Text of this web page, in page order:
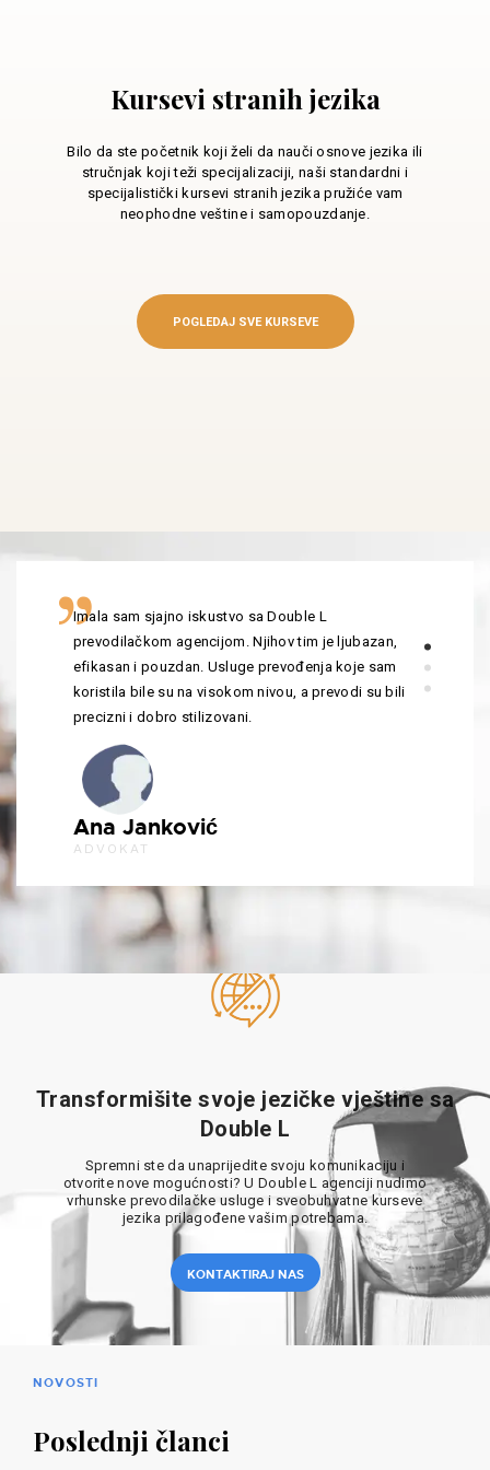
Kursevi stranih jezika
Bilo da ste početnik koji želi da nauči osnove jezika ili
stručnjak koji teži specijalizaciji, naši standardni i
specijalistički kursevi stranih jezika pružiće vam
neophodne veštine i samopouzdanje.
POGLEDAJ SVE KURSEVE
Imala sam sjajno iskustvo sa Double L
prevodilačkom agencijom. Njihov tim je ljubazan,
efikasan i pouzdan. Usluge prevođenja koje sam
koristila bile su na visokom nivou, a prevodi su bili
precizni i dobro stilizovani.
Ana Janković
ADVOKAT
Transformišite svoje jezičke vještine sa
Double L
Spremni ste da unaprijedite svoju komunikaciju i
otvorite nove mogućnosti? U Double L agenciji nudimo
vrhunske prevodilačke usluge i sveobuhvatne kurseve
jezika prilagođene vašim potrebama.
KONTAKTIRAJ NAS
NOVOSTI
Poslednji članci